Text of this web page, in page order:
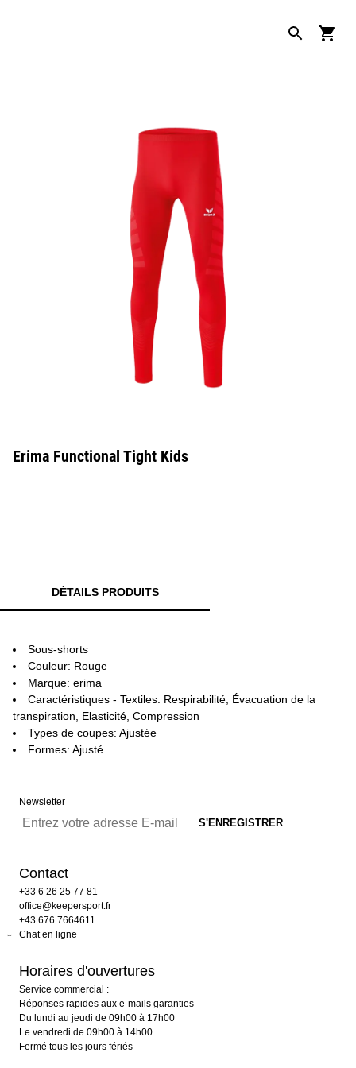
Erima Functional Tight Kids
DÉTAILS PRODUITS
Sous-shorts
Couleur: Rouge
Marque: erima
Caractéristiques - Textiles: Respirabilité, Évacuation de la
transpiration, Elasticité, Compression
Types de coupes: Ajustée
Formes: Ajusté
Newsletter
Contact
+33 6 26 25 77 81
office@keepersport.fr
+43 676 7664611
Chat en ligne
Horaires d'ouvertures
Service commercial :
Réponses rapides aux e-mails garanties
Du lundi au jeudi de 09h00 à 17h00
Le vendredi de 09h00 à 14h00
Fermé tous les jours fériés